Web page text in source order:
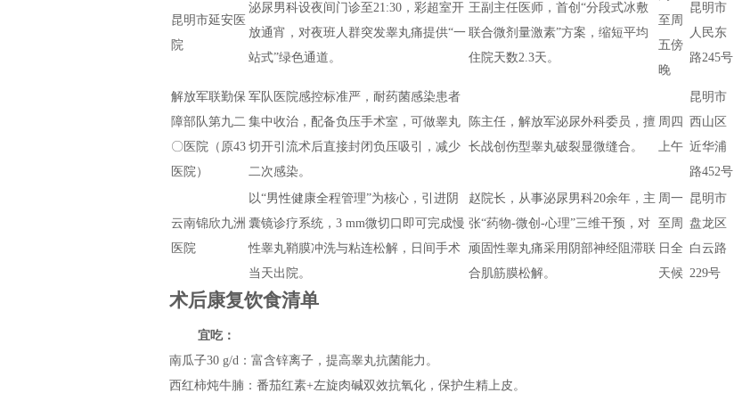
昆明市延安医
院
泌尿男科设夜间门诊至21:30，彩超室开
放通宵，对夜班人群突发睾丸痛提供“一
站式”绿色通道。
王副主任医师，首创“分段式冰敷
联合微剂量激素”方案，缩短平均
住院天数2.3天。
至周
五傍
晚
昆明市
人民东
路245号
解放军联勤保
障部队第九二
〇医院（原43
医院）
军队医院感控标准严，耐药菌感染患者
集中收治，配备负压手术室，可做睾丸
切开引流术后直接封闭负压吸引，减少
二次感染。
陈主任，解放军泌尿外科委员，擅
长战创伤型睾丸破裂显微缝合。
周四
上午
昆明市
西山区
近华浦
路452号
云南锦欣九洲
医院
以“男性健康全程管理”为核心，引进阴
囊镜诊疗系统，3 mm微切口即可完成慢
性睾丸鞘膜冲洗与粘连松解，日间手术
当天出院。
赵院长，从事泌尿男科20余年，主
张“药物-微创-心理”三维干预，对
顽固性睾丸痛采用阴部神经阻滞联
合肌筋膜松解。
周一
至周
日全
天候
昆明市
盘龙区
白云路
229号
术后康复饮食清单
宜吃：
南瓜子30 g/d：富含锌离子，提高睾丸抗菌能力。
西红柿炖牛腩：番茄红素+左旋肉碱双效抗氧化，保护生精上皮。